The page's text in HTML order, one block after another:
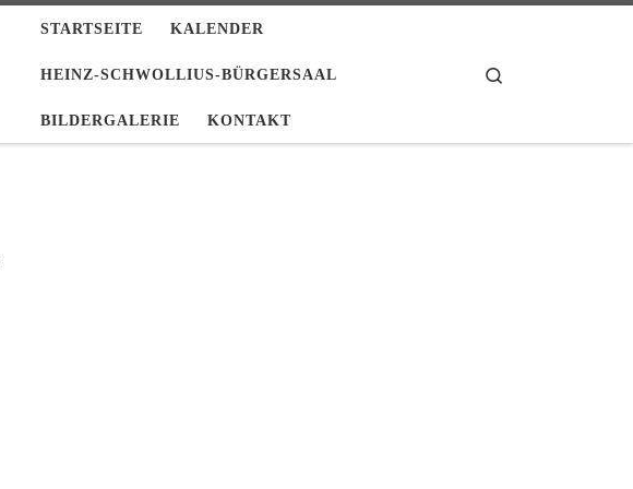
STARTSEITE KALENDER
HEINZ-SCHWOLLIUS-BÜRGERSAAL
BILDERGALERIE KONTAKT